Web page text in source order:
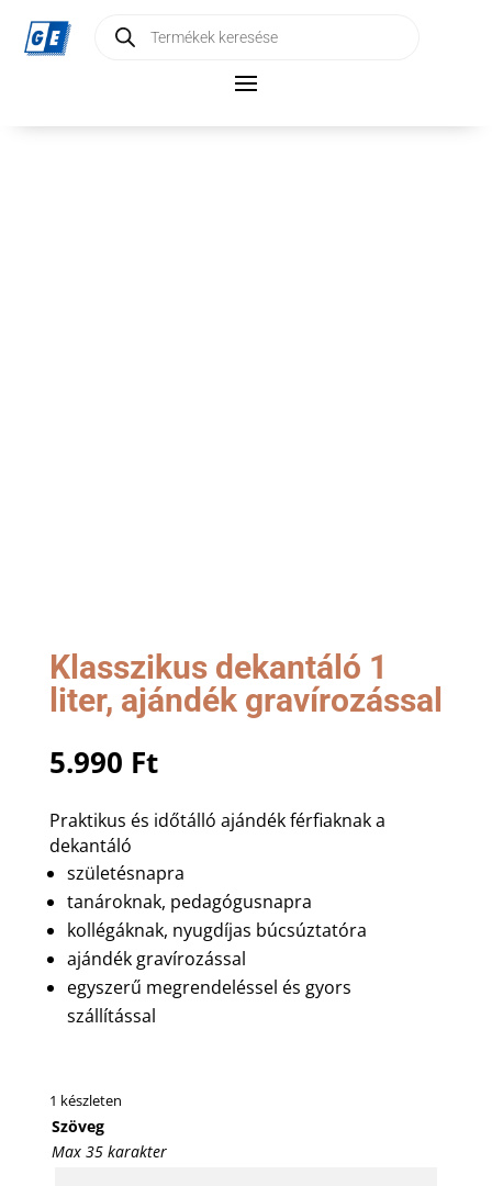
search
Klasszikus dekantáló 1
liter, ajándék gravírozással
5.990 Ft
Praktikus és időtálló ajándék férfiaknak a
dekantáló
születésnapra
tanároknak, pedagógusnapra
kollégáknak, nyugdíjas búcsúztatóra
ajándék gravírozással
egyszerű megrendeléssel és gyors
szállítással
1 készleten
Szöveg
Max 35 karakter